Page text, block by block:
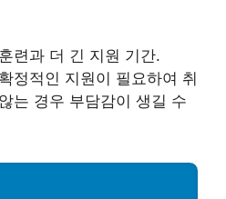
련과 더 긴 지원 기간.
정적인 지원이 필요하여 취
는 경우 부담감이 생길 수